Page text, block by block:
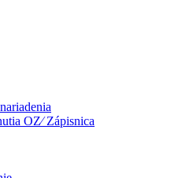
OZ⁄ Zápisnica